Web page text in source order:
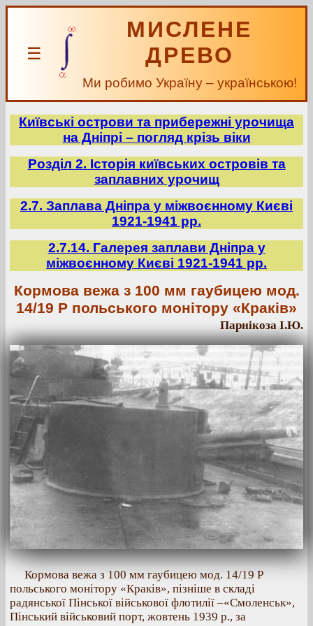
☰
МИСЛЕНЕ
ДРЕВО
Ми робимо Україну – українською!
Київські острови та прибережні урочища
на Дніпрі – погляд крізь віки
Розділ 2. Історія київських островів та
заплавних урочищ
2.7. Заплава Дніпра у міжвоєнному Києві
1921-1941 рр.
2.7.14. Галерея заплави Дніпра у
міжвоєнному Києві 1921-1941 рр.
Кормова вежа з 100 мм гаубицею мод.
14/19 Р польського монітору «Краків»
Парнікоза І.Ю.
Кормова вежа з 100 мм гаубицею мод. 14/19 Р
польського монітору «Краків», пізніше в складі
радянської Пінської військової флотилії –«Смоленськ»,
Пінський військовий порт, жовтень 1939 р., за